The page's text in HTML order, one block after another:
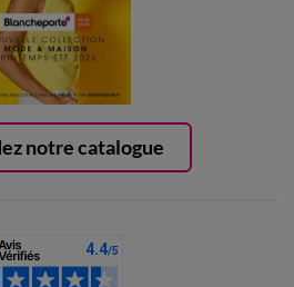
notre catalogue